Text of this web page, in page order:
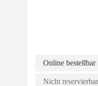
Online bestellbar
Nicht reservierbar